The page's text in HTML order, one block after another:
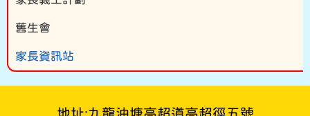
舊生會
家長資訊站
地址:九龍油塘高超道高超徑五號